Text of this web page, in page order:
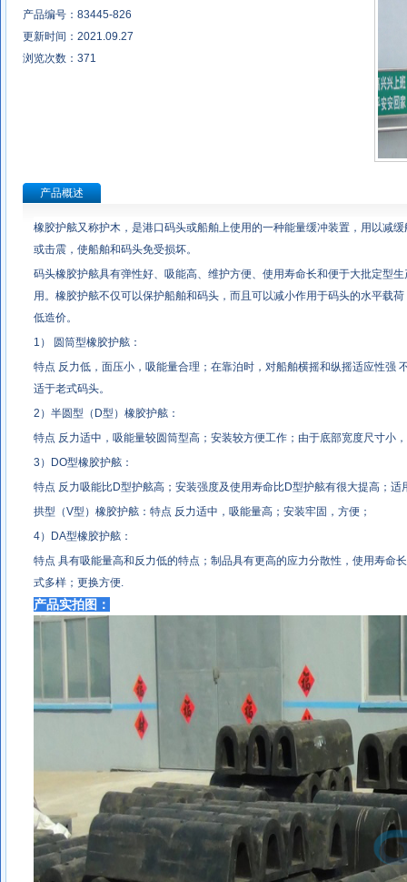
产品编号：83445-826
更新时间：2021.09.27
浏览次数： 371
产品概述
橡胶护舷又称护木，是港口码头或船舶上使用的一种能量缓冲装置，用以减
或击震，使船舶和码头免受损坏。
码头橡胶护舷具有弹性好、吸能高、维护方便、使用寿命长和便于大批定型
用。橡胶护舷不仅可以保护船舶和码头，而且可以减小作用于码头的水平载
低造价。
1） 圆筒型橡胶护舷：
特点 反力低，面压小，吸能量合理；在靠泊时，对船舶横摇和纵摇适应性强
适于老式码头。
2）半圆型（D型）橡胶护舷：
特点 反力适中，吸能量较圆筒型高；安装较方便工作；由于底部宽度尺寸小
3）DO型橡胶护舷：
特点 反力吸能比D型护舷高；安装强度及使用寿命比D型护舷有很大提高；适
拱型（V型）橡胶护舷：特点 反力适中，吸能量高；安装牢固，方便；
4）DA型橡胶护舷：
特点 具有吸能量高和反力低的特点；制品具有更高的应力分散性，使用寿命
式多样；更换方便.
产品实拍图：